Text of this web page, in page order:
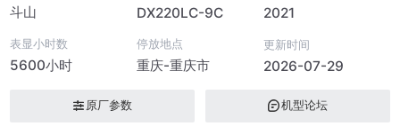
斗山 DX220LC-9C 2021
表显小时数
5600小时
停放地点
重庆-重庆市
更新时间
2026-07-29
原厂参数 机型论坛